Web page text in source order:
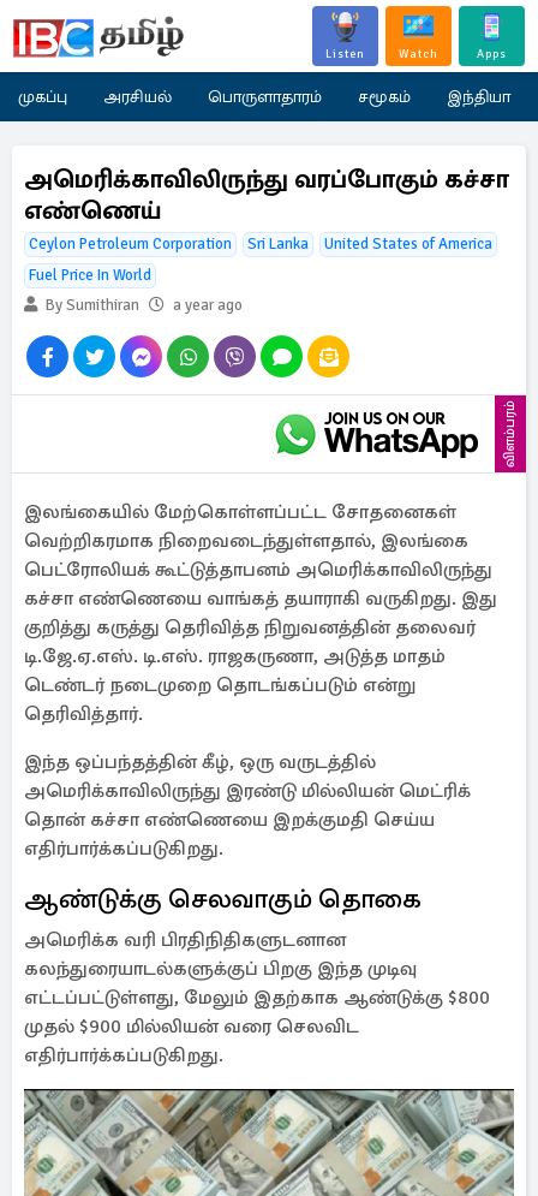
Listen Watch Apps
முகப்பு அரசியல் பொருளாதாரம் சமூகம் இந்தியா
அமெரிக்காவிலிருந்து வரப்போகும் கச்சா
எண்ணெய்
Ceylon Petroleum Corporation Sri Lanka
United States of America
Fuel Price In World
By Sumithiran
a year ago
விளம்பரம்
இலங்கையில் மேற்கொள்ளப்பட்ட சோதனைகள்
வெற்றிகரமாக நிறைவடைந்துள்ளதால், இலங்கை
பெட்ரோலியக் கூட்டுத்தாபனம் அமெரிக்காவிலிருந்து
கச்சா எண்ணெயை வாங்கத் தயாராகி வருகிறது. இது
குறித்து கருத்து தெரிவித்த நிறுவனத்தின் தலைவர்
டி.ஜே.ஏ.எஸ். டி.எஸ். ராஜகருணா, அடுத்த மாதம்
டெண்டர் நடைமுறை தொடங்கப்படும் என்று
தெரிவித்தார்.
இந்த ஒப்பந்தத்தின் கீழ், ஒரு வருடத்தில்
அமெரிக்காவிலிருந்து இரண்டு மில்லியன் மெட்ரிக்
தொன் கச்சா எண்ணெயை இறக்குமதி செய்ய
எதிர்பார்க்கப்படுகிறது.
ஆண்டுக்கு செலவாகும் தொகை
அமெரிக்க வரி பிரதிநிதிகளுடனான
கலந்துரையாடல்களுக்குப் பிறகு இந்த முடிவு
எட்டப்பட்டுள்ளது, மேலும் இதற்காக ஆண்டுக்கு $800
முதல் $900 மில்லியன் வரை செலவிட
எதிர்பார்க்கப்படுகிறது.